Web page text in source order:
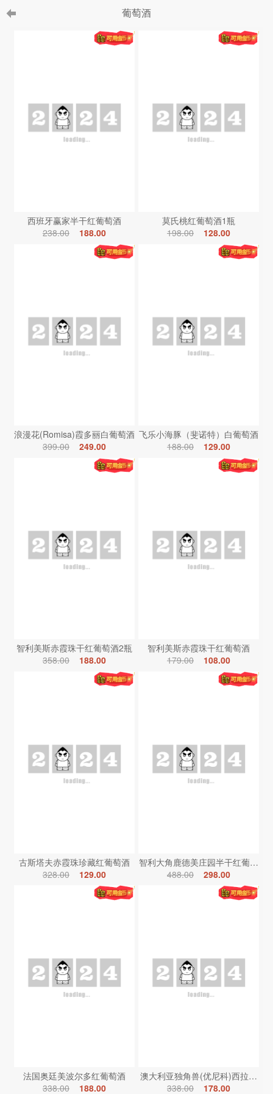
葡萄酒
西班牙赢家半干红葡萄酒
238.00
188.00
莫氏桃红葡萄酒1瓶
198.00
128.00
浪漫花(Romisa)霞多丽白葡萄酒
399.00
249.00
飞乐小海豚（斐诺特）白葡萄酒
188.00
129.00
智利美斯赤霞珠干红葡萄酒2瓶
358.00
188.00
智利美斯赤霞珠干红葡萄酒
179.00
108.00
古斯塔夫赤霞珠珍藏红葡萄酒
328.00
129.00
智利大角鹿德美庄园半干红葡萄酒
488.00
298.00
法国奥廷美波尔多红葡萄酒
338.00
188.00
澳大利亚独角兽(优尼科)西拉红葡
338.00
178.00